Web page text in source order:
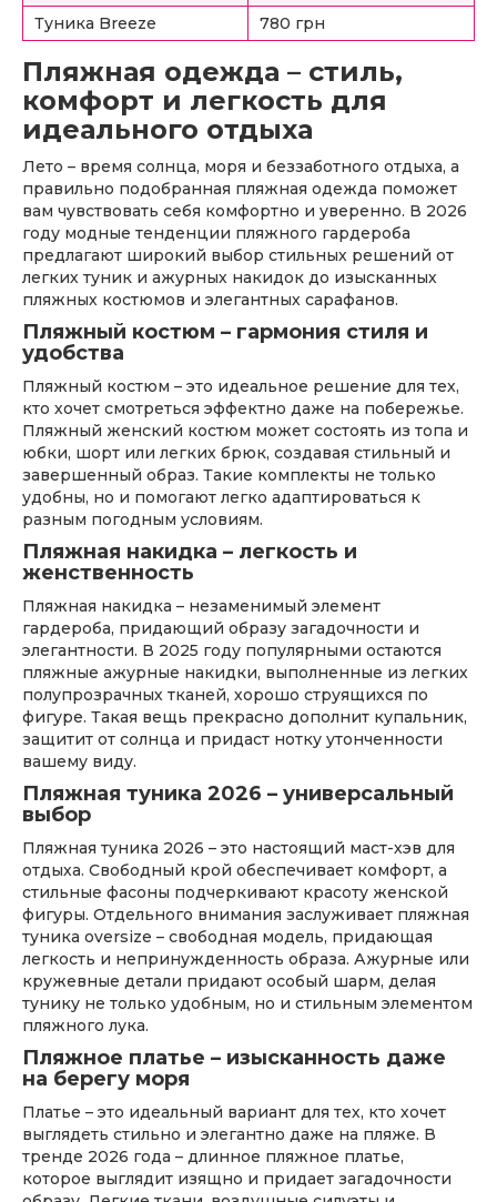
Туника Breeze
780 грн
Пляжная одежда – стиль,
комфорт и легкость для
идеального отдыха
Лето – время солнца, моря и беззаботного отдыха, а
правильно подобранная пляжная одежда поможет
вам чувствовать себя комфортно и уверенно. В 2026
году модные тенденции пляжного гардероба
предлагают широкий выбор стильных решений от
легких туник и ажурных накидок до изысканных
пляжных костюмов и элегантных сарафанов.
Пляжный костюм – гармония стиля и
удобства
Пляжный костюм – это идеальное решение для тех,
кто хочет смотреться эффектно даже на побережье.
Пляжный женский костюм может состоять из топа и
юбки, шорт или легких брюк, создавая стильный и
завершенный образ. Такие комплекты не только
удобны, но и помогают легко адаптироваться к
разным погодным условиям.
Пляжная накидка – легкость и
женственность
Пляжная накидка – незаменимый элемент
гардероба, придающий образу загадочности и
элегантности. В 2025 году популярными остаются
пляжные ажурные накидки, выполненные из легких
полупрозрачных тканей, хорошо струящихся по
фигуре. Такая вещь прекрасно дополнит купальник,
защитит от солнца и придаст нотку утонченности
вашему виду.
Пляжная туника 2026 – универсальный
выбор
Пляжная туника 2026 – это настоящий маст-хэв для
отдыха. Свободный крой обеспечивает комфорт, а
стильные фасоны подчеркивают красоту женской
фигуры. Отдельного внимания заслуживает пляжная
туника oversize – свободная модель, придающая
легкость и непринужденность образа. Ажурные или
кружевные детали придают особый шарм, делая
тунику не только удобным, но и стильным элементом
пляжного лука.
Пляжное платье – изысканность даже
на берегу моря
Платье – это идеальный вариант для тех, кто хочет
выглядеть стильно и элегантно даже на пляже. В
тренде 2026 года – длинное пляжное платье,
которое выглядит изящно и придает загадочности